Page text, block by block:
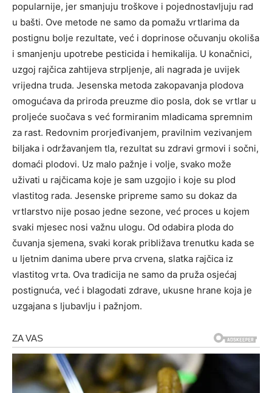
popularnije, jer smanjuju troškove i pojednostavljuju rad
u bašti. Ove metode ne samo da pomažu vrtlarima da
postignu bolje rezultate, već i doprinose očuvanju okoliša
i smanjenju upotrebe pesticida i hemikalija. U konačnici,
uzgoj rajčica zahtijeva strpljenje, ali nagrada je uvijek
vrijedna truda. Jesenska metoda zakopavanja plodova
omogućava da priroda preuzme dio posla, dok se vrtlar u
proljeće suočava s već formiranim mladicama spremnim
za rast. Redovnim prorjeđivanjem, pravilnim vezivanjem
biljaka i održavanjem tla, rezultat su zdravi grmovi i sočni,
domaći plodovi. Uz malo pažnje i volje, svako može
uživati u rajčicama koje je sam uzgojio i koje su plod
vlastitog rada. Jesenske pripreme samo su dokaz da
vrtlarstvo nije posao jedne sezone, već proces u kojem
svaki mjesec nosi važnu ulogu. Od odabira ploda do
čuvanja sjemena, svaki korak približava trenutku kada se
u ljetnim danima ubere prva crvena, slatka rajčica iz
vlastitog vrta. Ova tradicija ne samo da pruža osjećaj
postignuća, već i blagodati zdrave, ukusne hrane koja je
uzgajana s ljubavlju i pažnjom.